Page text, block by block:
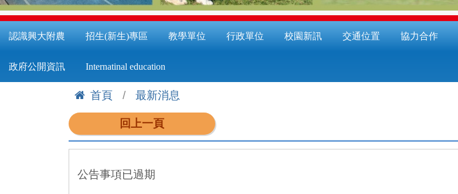
認識興大附農 招生(新生)專區 教學單位 行政單位 校園新訊 交通位置 協力合作
政府公開資訊 Internatinal education
首頁
最新消息
回上一頁
公告事項已過期